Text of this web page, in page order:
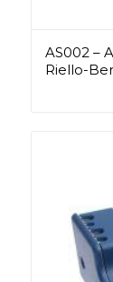
AS002 –
Riello-